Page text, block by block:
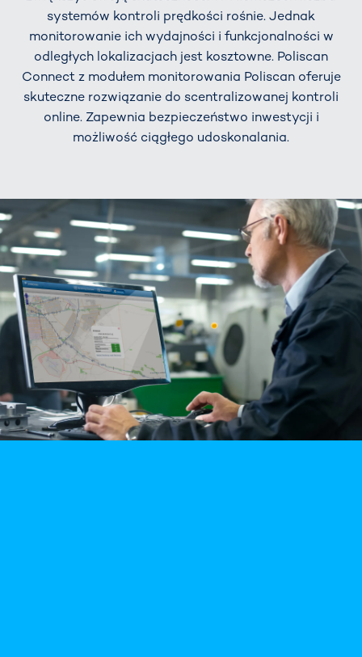
systemów kontroli prędkości rośnie. Jednak
monitorowanie ich wydajności i funkcjonalności w
odległych lokalizacjach jest kosztowne. Poliscan
Connect z modułem monitorowania Poliscan oferuje
skuteczne rozwiązanie do scentralizowanej kontroli
online. Zapewnia bezpieczeństwo inwestycji i
możliwość ciągłego udoskonalania.